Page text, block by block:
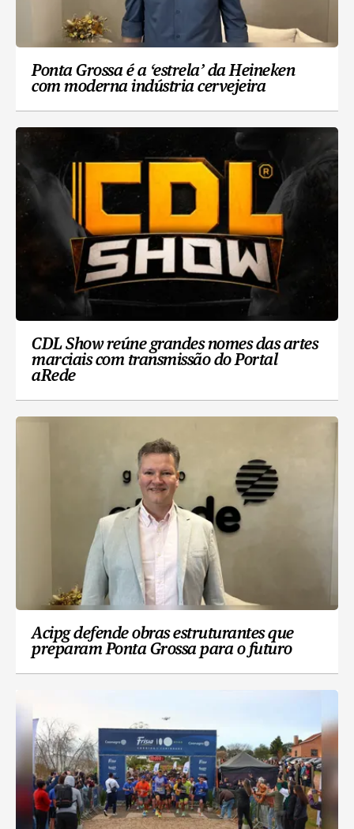
Ponta Grossa é a ‘estrela’ da Heineken
com moderna indústria cervejeira
CDL Show reúne grandes nomes das artes
marciais com transmissão do Portal
aRede
Acipg defende obras estruturantes que
preparam Ponta Grossa para o futuro